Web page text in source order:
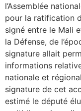
l’Assemblée
pour la ratification
signé entre le Mali
la Défense, de
signature allait
informations
nationale et
signature de cet
estimé le député